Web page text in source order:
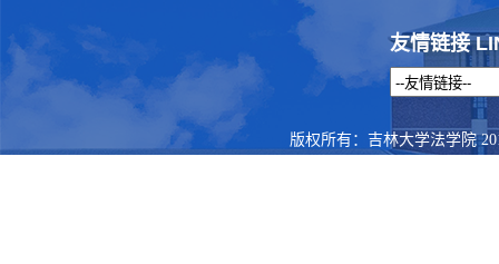
友情链接
版权所有：吉林大学法学院